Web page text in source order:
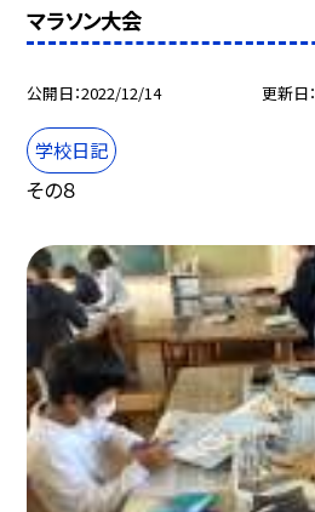
マラソン大会
公開日 2022/12/14 更新日
学校日記
その８